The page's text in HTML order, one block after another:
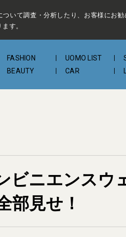
いて調査・分析したり、お客様にお勧
す。
FASHION UOMO LIST
BEAUTY
CAR
ビニエンスウ
部見せ！